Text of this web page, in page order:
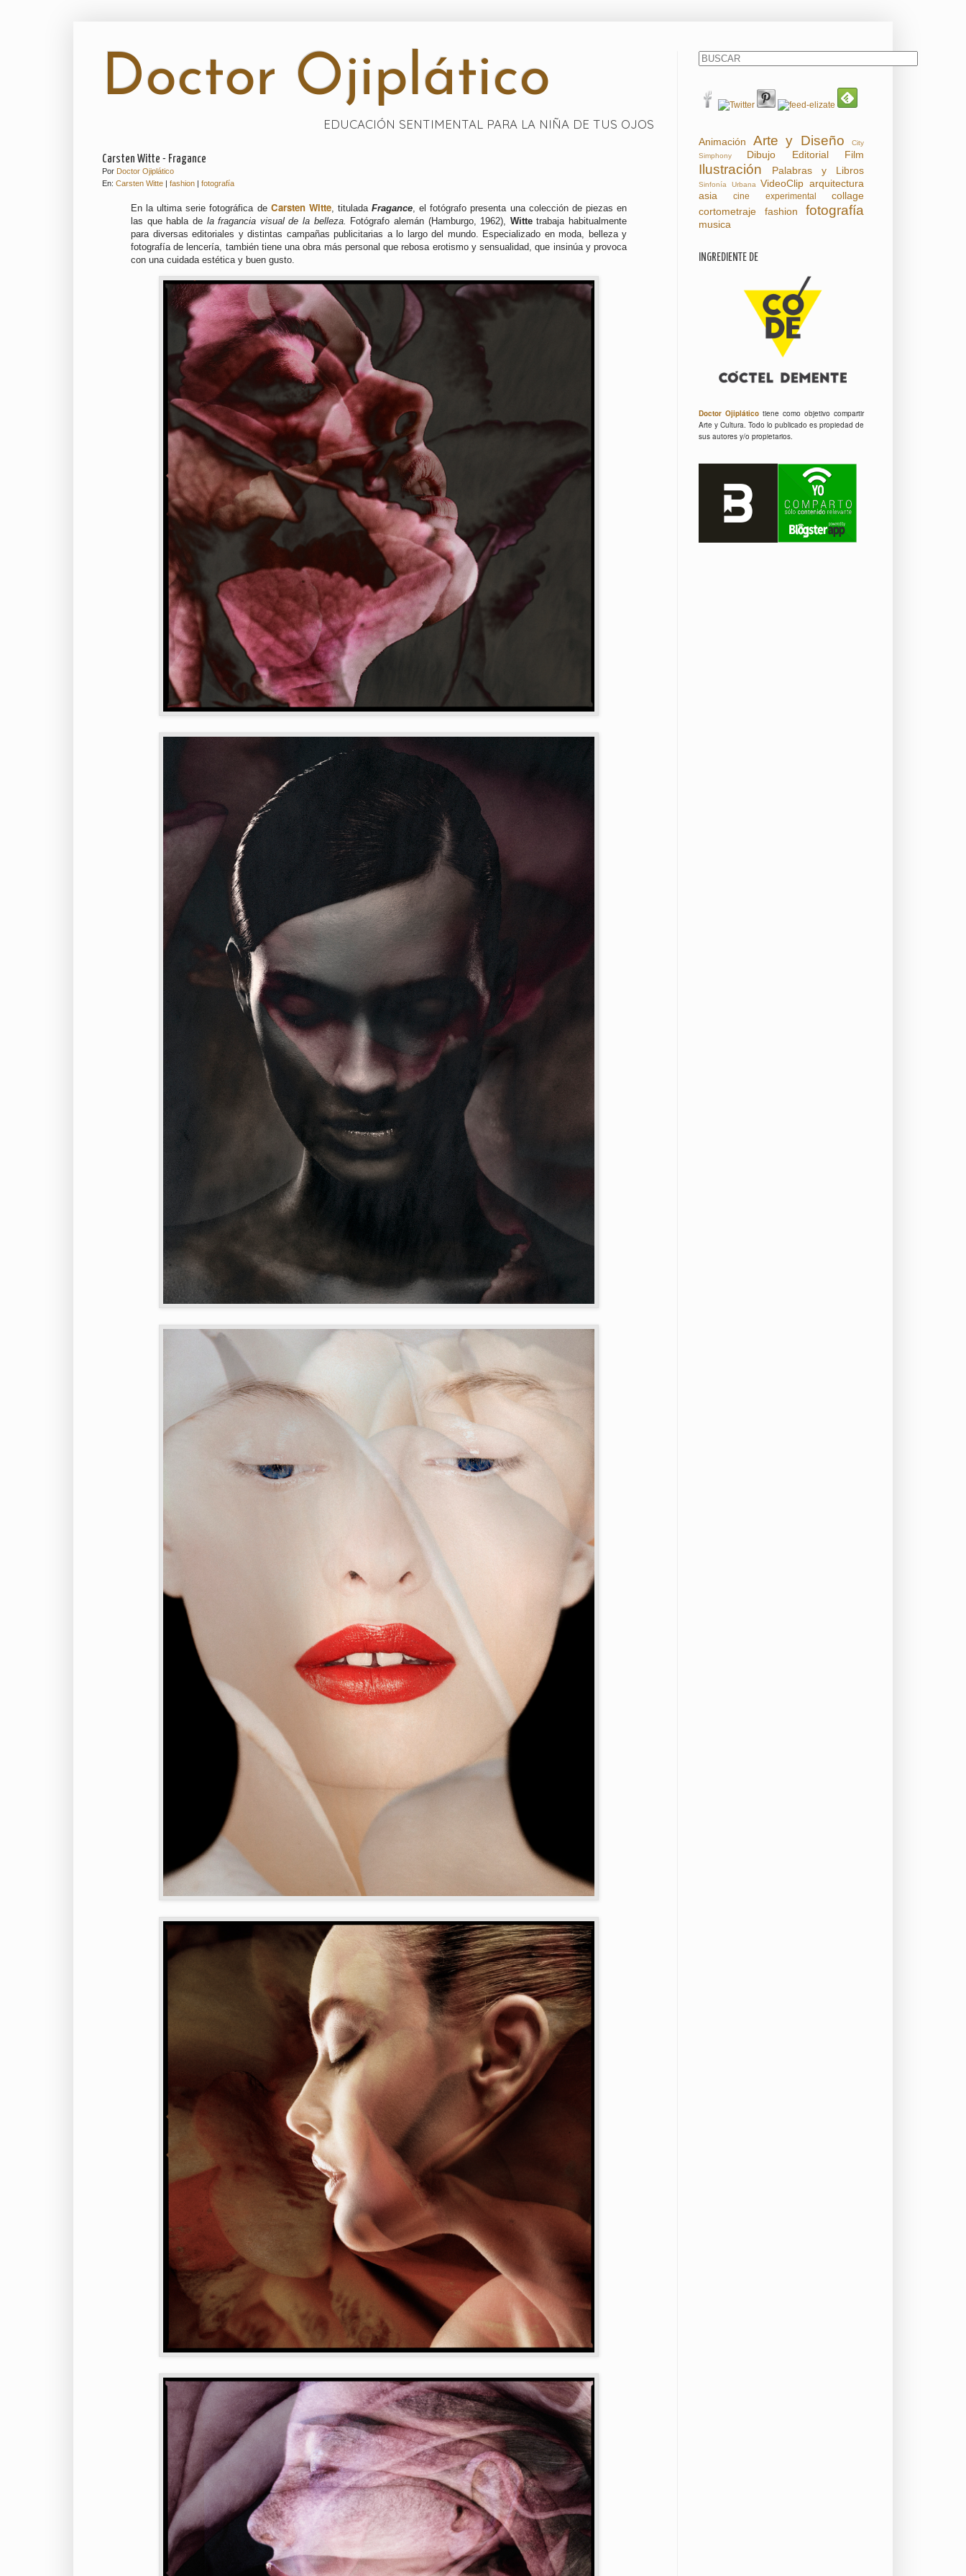
Doctor Ojiplático
EDUCACIÓN SENTIMENTAL PARA LA NIÑA DE TUS OJOS
Carsten Witte - Fragance
Por Doctor Ojiplático
En: Carsten Witte | fashion | fotografía
En la ultima serie fotográfica de Carsten Witte, tituladaFragance, el fotógrafo presenta una colección de piezas en
las que habla de la fragancia visual de la belleza. Fotógrafo alemán (Hamburgo, 1962), Wittetrabaja habitualmente
para diversas editoriales y distintas campañas publicitarias a lo largo del mundo. Especializado en moda, belleza y
fotografía de lencería, también tiene una obra más personal que rebosa erotismo y sensualidad, que insinúa y provoca
con una cuidada estética y buen gusto.
Animación Arte y Diseño
City
Simphony
Dibujo Editorial Film
Ilustración Palabras y Libros
Sinfonía Urbana VideoClip arquitectura
asia
cine experimental
collage
cortometraje
fashion fotografía
musica
INGREDIENTE DE
Doctor Ojiplático tiene como objetivo compartir
Arte y Cultura. Todo lo publicado es propiedad de
sus autores y/o propietarios.